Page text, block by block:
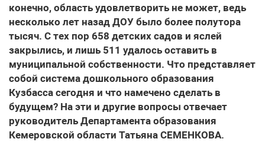
конечно, область удовлетворить не может, ведь
несколько лет назад ДОУ было более полутора
тысяч. С тех пор 658 детских садов и яслей
закрылись, и лишь 511 удалось оставить в
муниципальной собственности. Что представляет
собой система дошкольного образования
Кузбасса сегодня и что намечено сделать в
будущем? На эти и другие вопросы отвечает
руководитель Департамента образования
Кемеровской области Татьяна СЕМЕНКОВА.